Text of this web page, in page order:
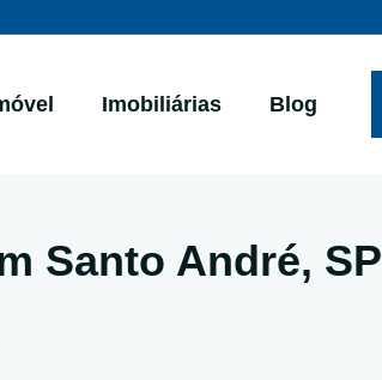
Imobiliárias Blog
Santo André, SP